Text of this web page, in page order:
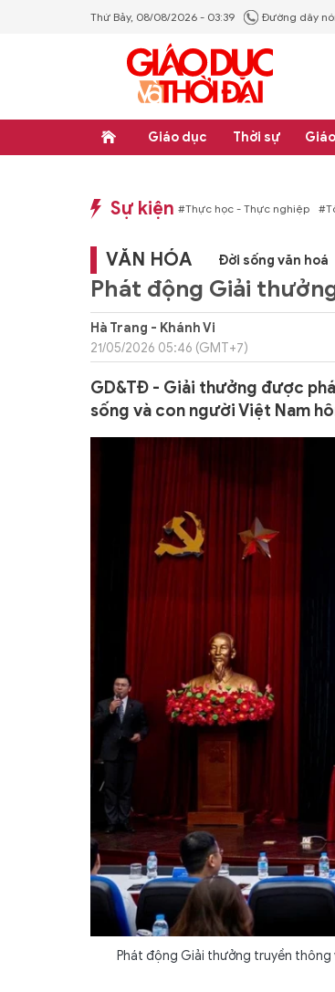
Thứ Bảy, 08/08/2026 - 03:39 Đường dây
Giáo dục Thời sự
Sự kiện
#Thực học - Thực nghiệp #Tổng rà soát hệ thống
VĂN HÓA Đời sống văn hoá
Phát động Giải
Hà Trang - Khánh Vi
21/05/2026 05:46 (GMT+7)
GD&TĐ - Giải thưởng được
sống và con người Việt Nam
Phát động Giải thưởng truyền thông